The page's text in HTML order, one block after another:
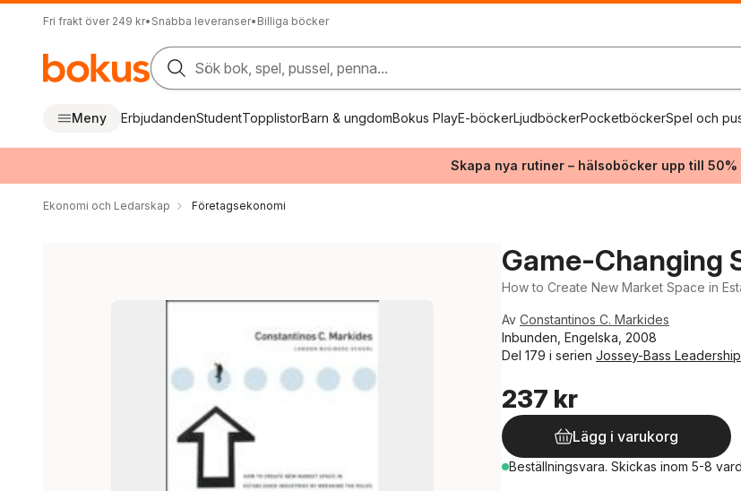
Fri frakt över 249 kr• Snabba leveranser• Billiga böcker
Sök bok, spel, pussel, penna...
Meny ErbjudandenStudentTopplistorBarn & ungdomBokus PlayE-böckerLjudböckerPocketböckerSpel och
Skapa nya rutiner – hälsoböcker upp till
Ekonomi och Ledarskap Företagsekonomi
Game-Changing
How to Create New Market Space in
Av Constantinos C. Markides
Inbunden, Engelska, 2008
Del 179 i serien Jossey-Bass
237 kr
Lägg i varukorg
Beställningsvara. Skickas inom 5-8